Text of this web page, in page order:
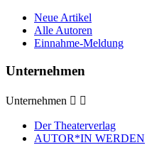
Neue Artikel
Alle Autoren
Einnahme-Meldung
Unternehmen
Unternehmen  
Der Theaterverlag
AUTOR*IN WERDEN